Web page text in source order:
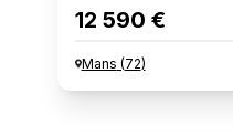
12 590 €
Mans (72)